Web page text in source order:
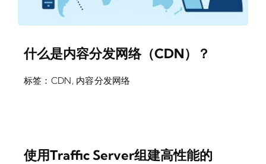
什么是内容分发网络（CDN）？
标签： CDN, 内容分发网络
使用Traffic Server组建高性能的